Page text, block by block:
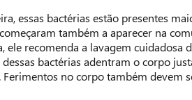
essas bactérias estão presentes
também a aparecer na
ele recomenda a lavagem cuidadosa
bactérias adentram o corpo
Ferimentos no corpo também devem